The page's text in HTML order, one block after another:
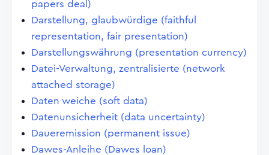
papers deal)
Darstellung, glaubwürdige (faithful
representation, fair presentation)
Darstellungswährung (presentation currency)
Datei-Verwaltung, zentralisierte (network
attached storage)
Daten weiche (soft data)
Datenunsicherheit (data uncertainty)
Daueremission (permanent issue)
Dawes-Anleihe (Dawes loan)